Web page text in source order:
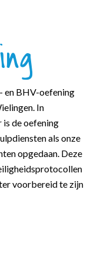
en BHV-oefening
In
de oefening
als onze
opgedaan. Deze
voorbereid te zijn